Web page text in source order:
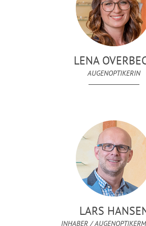
LENA
AUGENOPTIKERIN
LARS
INHABER /